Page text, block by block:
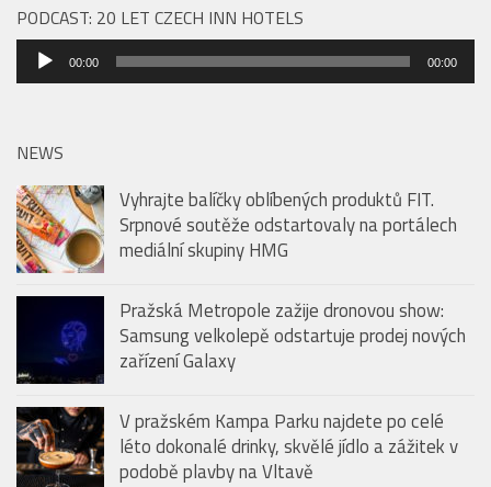
PODCAST: 20 LET CZECH INN HOTELS
Audio
přehrávač
00:00 00:00
NEWS
Vyhrajte balíčky oblíbených produktů FIT.
Srpnové soutěže odstartovaly na portálech
mediální skupiny HMG
Pražská Metropole zažije dronovou show:
Samsung velkolepě odstartuje prodej nových
zařízení Galaxy
V pražském Kampa Parku najdete po celé
léto dokonalé drinky, skvělé jídlo a zážitek v
podobě plavby na Vltavě